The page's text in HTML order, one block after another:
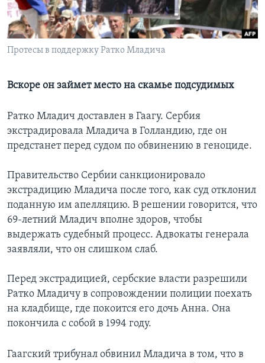
Learning English
СОЦИАЛЬНЫЕ СЕТИ
Протесы в поддержку Ратко Младича
Вскоре он займет место на скамье подсудимых
Ратко Младич доставлен в Гаагу. Сербия
экстрадировала Младича в Голландию, где он
предстанет перед судом по обвинению в геноциде.
Правительство Сербии санкционировало
экстрадицию Младича после того, как суд отклонил
поданную им апелляцию. В решении говорится, что
69-летний Младич вполне здоров, чтобы
выдержать судебный процесс. Адвокаты генерала
заявляли, что он слишком слаб.
Перед экстрадицией, сербские власти разрешили
Ратко Младичу в сопровождении полиции поехать
на кладбище, где покоится его дочь Анна. Она
покончила с собой в 1994 году.
Гаагский трибунал обвинил Младича в том, что в